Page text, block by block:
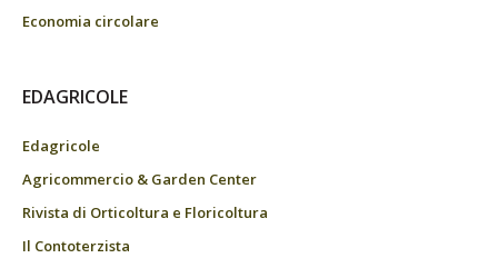
Economia circolare
EDAGRICOLE
Edagricole
Agricommercio & Garden Center
Rivista di Orticoltura e Floricoltura
Il Contoterzista